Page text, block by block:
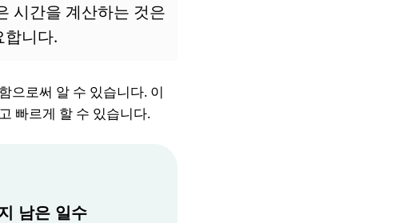
시간을 계산하는 것은
합니다.
으로써 알 수 있습니다. 이
빠르게 할 수 있습니다.
남은 일수